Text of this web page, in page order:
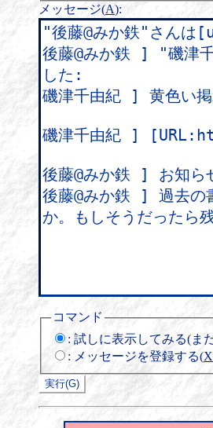
メッセージ(A):
コマンド
: 試しに表示してみる(ま
: メッセージを登録する(X